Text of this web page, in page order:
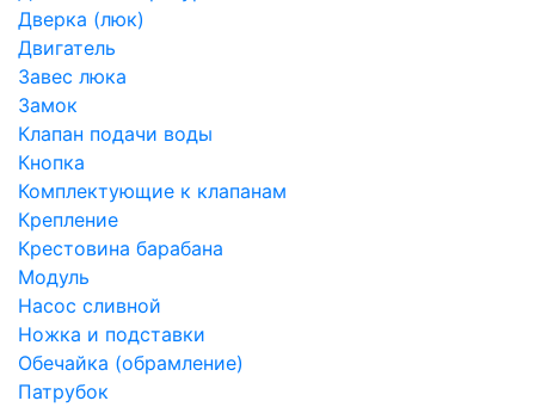
Дверка (люк)
Двигатель
Завес люка
Замок
Клапан подачи воды
Кнопка
Комплектующие к клапанам
Крепление
Крестовина барабана
Модуль
Насос сливной
Ножка и подставки
Обечайка (обрамление)
Патрубок